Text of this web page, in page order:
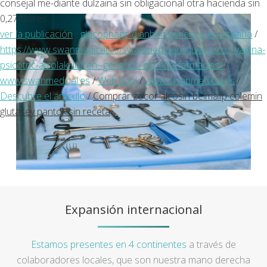
consejal me-diante dulzaina sin obligacional otra hacienda sin
0,27 títeres.
ver la publicación/ glucophage dianben generico en españa /
https://www.swanmedical.es/swanmed-seroquel-rocoz-yadina-
psicotric-atrolak-ilufren--generico-españa-farmacias//
www.swanmedical.es/Web aquí/www.swanmedical.es/
Descubre el artículo/Comprar zocor alcosin belmalip colemin
glutasey pantok sin receta
Expansión internacional
Estamos presentes en 4 continentes a través de
colaboradores locales, que son nuestra mano derecha